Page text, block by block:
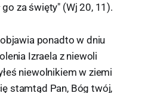
go za święty" (Wj 20, 11).
ponadto w dniu
Izraela z niewoli
niewolnikiem w ziemi
stamtąd Pan, Bóg twój,